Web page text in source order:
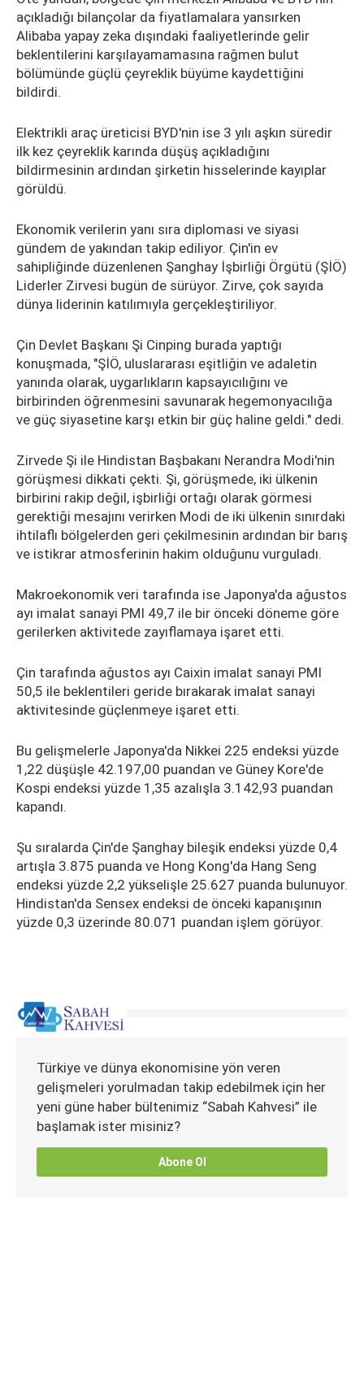
açıkladığı bilançolar da fiyatlamalara yansırken
Alibaba yapay zeka dışındaki faaliyetlerinde gelir
beklentilerini karşılayamamasına rağmen bulut
bölümünde güçlü çeyreklik büyüme kaydettiğini
bildirdi.
Elektrikli araç üreticisi BYD'nin ise 3 yılı aşkın süredir
ilk kez çeyreklik karında düşüş açıkladığını
bildirmesinin ardından şirketin hisselerinde kayıplar
görüldü.
Ekonomik verilerin yanı sıra diplomasi ve siyasi
gündem de yakından takip ediliyor. Çin'in ev
sahipliğinde düzenlenen Şanghay İşbirliği Örgütü (ŞİÖ)
Liderler Zirvesi bugün de sürüyor. Zirve, çok sayıda
dünya liderinin katılımıyla gerçekleştiriliyor.
Çin Devlet Başkanı Şi Cinping burada yaptığı
konuşmada, "ŞİÖ, uluslararası eşitliğin ve adaletin
yanında olarak, uygarlıkların kapsayıcılığını ve
birbirinden öğrenmesini savunarak hegemonyacılığa
ve güç siyasetine karşı etkin bir güç haline geldi." dedi.
Zirvede Şi ile Hindistan Başbakanı Nerandra Modi'nin
görüşmesi dikkati çekti. Şi, görüşmede, iki ülkenin
birbirini rakip değil, işbirliği ortağı olarak görmesi
gerektiği mesajını verirken Modi de iki ülkenin sınırdaki
ihtilaflı bölgelerden geri çekilmesinin ardından bir barış
ve istikrar atmosferinin hakim olduğunu vurguladı.
Makroekonomik veri tarafında ise Japonya'da ağustos
ayı imalat sanayi PMI 49,7 ile bir önceki döneme göre
gerilerken aktivitede zayıflamaya işaret etti.
Çin tarafında ağustos ayı Caixin imalat sanayi PMI
50,5 ile beklentileri geride bırakarak imalat sanayi
aktivitesinde güçlenmeye işaret etti.
Bu gelişmelerle Japonya'da Nikkei 225 endeksi yüzde
1,22 düşüşle 42.197,00 puandan ve Güney Kore'de
Kospi endeksi yüzde 1,35 azalışla 3.142,93 puandan
kapandı.
Şu sıralarda Çin'de Şanghay bileşik endeksi yüzde 0,4
artışla 3.875 puanda ve Hong Kong'da Hang Seng
endeksi yüzde 2,2 yükselişle 25.627 puanda bulunuyor.
Hindistan'da Sensex endeksi de önceki kapanışının
yüzde 0,3 üzerinde 80.071 puandan işlem görüyor.
Türkiye ve dünya ekonomisine yön veren
gelişmeleri yorulmadan takip edebilmek için her
yeni güne haber bültenimiz “Sabah Kahvesi” ile
başlamak ister misiniz?
Abone Ol